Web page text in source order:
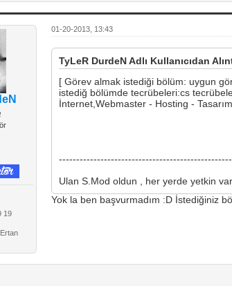
19
01-20-2013, 13:43
TyLeR DurdeN Adlı Kullanıcıdan
[ Görev almak istediği bölüm: uygun
istediğ bölümde tecrübeleri:cs
İnternet,Webmaster - Hosting -
Ulan S.Mod oldun , her yerde yetkin
Yok la ben başvurmadım :D İstediğiniz